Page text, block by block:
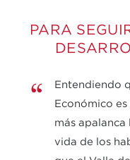
PARA
Entendiendo
Económico
más
vida de los